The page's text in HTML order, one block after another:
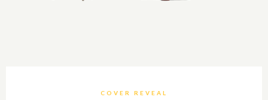
COVER REVEAL